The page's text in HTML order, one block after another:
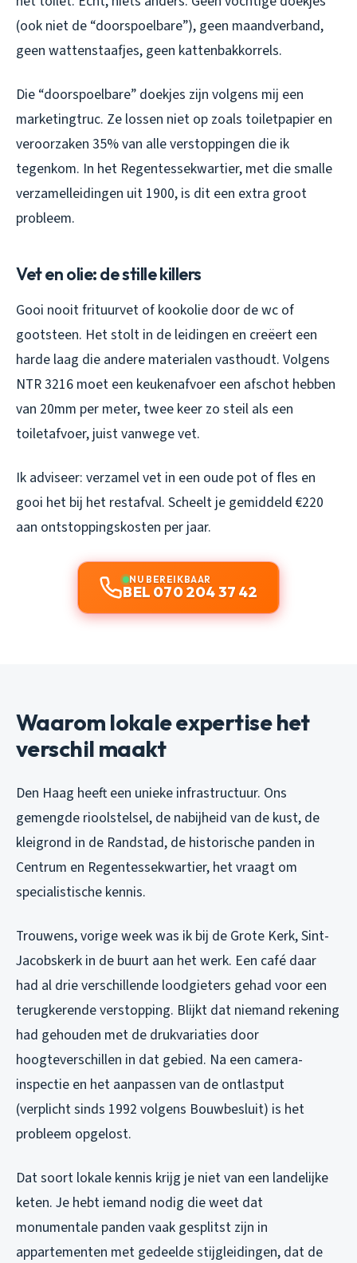
(ook niet de “doorspoelbare”), geen maandverband,
geen wattenstaafjes, geen kattenbakkorrels.
Die “doorspoelbare” doekjes zijn volgens mij een
marketingtruc. Ze lossen niet op zoals toiletpapier en
veroorzaken 35% van alle verstoppingen die ik
tegenkom. In het Regentessekwartier, met die smalle
verzamelleidingen uit 1900, is dit een extra groot
probleem.
Vet en olie: de stille killers
Gooi nooit frituurvet of kookolie door de wc of
gootsteen. Het stolt in de leidingen en creëert een
harde laag die andere materialen vasthoudt. Volgens
NTR 3216 moet een keukenafvoer een afschot hebben
van 20mm per meter, twee keer zo steil als een
toiletafvoer, juist vanwege vet.
Ik adviseer: verzamel vet in een oude pot of fles en
gooi het bij het restafval. Scheelt je gemiddeld €220
aan ontstoppingskosten per jaar.
NU BEREIKBAAR
BEL 070 204 37 42
Waarom lokale expertise het
verschil maakt
Den Haag heeft een unieke infrastructuur. Ons
gemengde rioolstelsel, de nabijheid van de kust, de
kleigrond in de Randstad, de historische panden in
Centrum en Regentessekwartier, het vraagt om
specialistische kennis.
Trouwens, vorige week was ik bij de Grote Kerk, Sint-
Jacobskerk in de buurt aan het werk. Een café daar
had al drie verschillende loodgieters gehad voor een
terugkerende verstopping. Blijkt dat niemand rekening
had gehouden met de drukvariaties door
hoogteverschillen in dat gebied. Na een camera-
inspectie en het aanpassen van de ontlastput
(verplicht sinds 1992 volgens Bouwbesluit) is het
probleem opgelost.
Dat soort lokale kennis krijg je niet van een landelijke
keten. Je hebt iemand nodig die weet dat
monumentale panden vaak gesplitst zijn in
appartementen met gedeelde stijgleidingen, dat de